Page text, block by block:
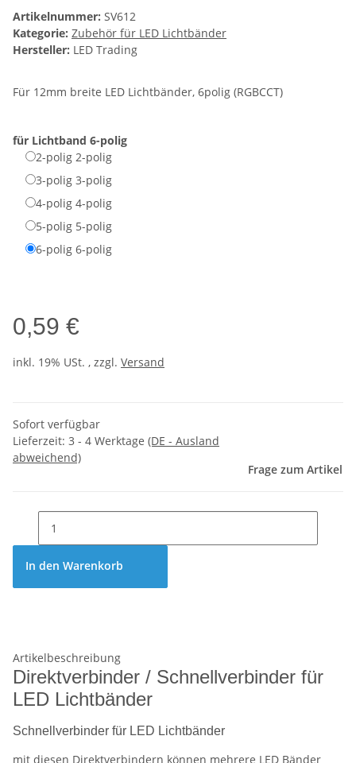
Artikelnummer: SV612
Kategorie: Zubehör für LED Lichtbänder
Hersteller: LED Trading
Für 12mm breite LED Lichtbänder, 6polig (RGBCCT)
für Lichtband 6-polig
2-polig 2-polig
3-polig 3-polig
4-polig 4-polig
5-polig 5-polig
6-polig 6-polig
0,59 €
inkl. 19% USt. , zzgl. Versand
Sofort verfügbar
Lieferzeit: 3 - 4 Werktage (DE - Ausland
abweichend)
Frage zum Artikel
In den Warenkorb
Artikelbeschreibung
Direktverbinder / Schnellverbinder für
LED Lichtbänder
Schnellverbinder für LED Lichtbänder
mit diesen Direktverbindern können mehrere LED Bänder